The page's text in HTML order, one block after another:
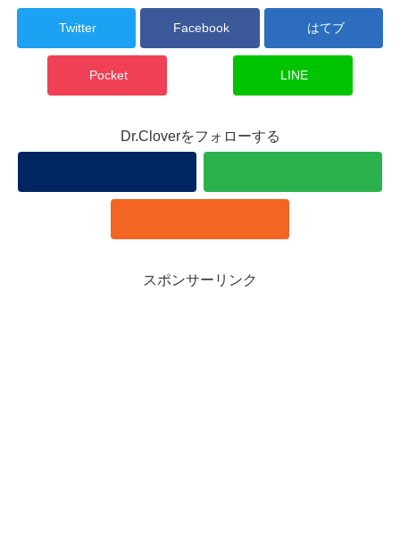
Twitter Facebook はてブ
Pocket LINE
Dr.Cloverをフォローする
スポンサーリンク